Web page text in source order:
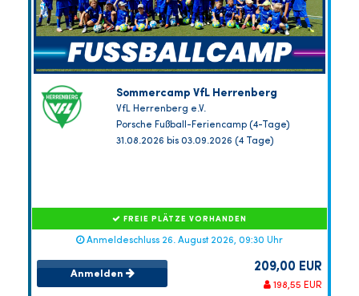
Sommercamp VfL Herrenberg
VfL Herrenberg e.V.
Porsche Fußball-Feriencamp (4-Tage)
31.08.2026 bis 03.09.2026 (4 Tage)
FREIE PLÄTZE VORHANDEN
Anmeldeschluss 26. August 2026, 09:30 Uhr
Anmelden 209,00 EUR
198,55 EUR